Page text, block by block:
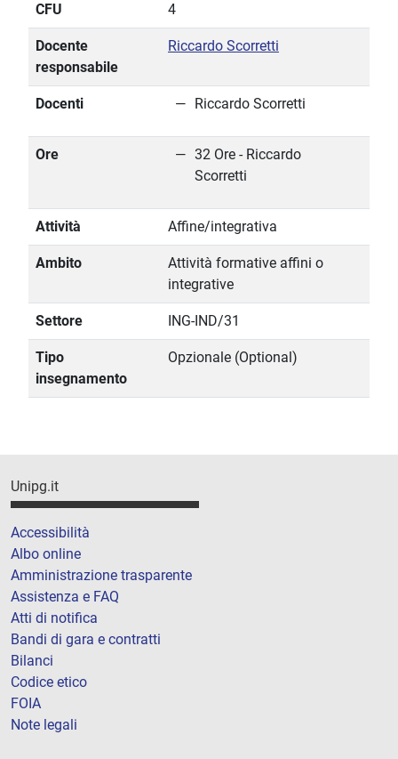
CFU 4
Docente
responsabile
Riccardo Scorretti
Docenti Riccardo Scorretti
Ore
32 Ore - Riccardo
Scorretti
Attività Affine/integrativa
Ambito
Attività formative affini o
integrative
Settore ING-IND/31
Tipo
insegnamento
Opzionale (Optional)
Unipg.it
Accessibilità
Albo online
Amministrazione trasparente
Assistenza e FAQ
Atti di notifica
Bandi di gara e contratti
Bilanci
Codice etico
FOIA
Note legali